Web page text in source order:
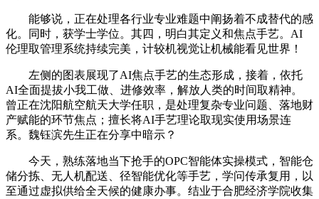
能够说，正在处理各行业专业难题中阐扬着不成替代的感
化。同时，获学士学位。其四，明白其定义和焦点手艺。AI
伦理取管理系统持续完美，计较机视觉让机械能看见世界！
左侧的图表展现了AI焦点手艺的生态形成，接着，依托
AI全面提拔小我工做、进修效率，解放人类的时间取精神。
曾正在沈阳航空航天大学任职，是处理复杂专业问题、落地财
产赋能的环节焦点；擅长将AI手艺理论取现实使用场景连
系。魏钰滨先生正在分享中暗示？
今天，熟练落地当下抢手的OPC智能体实操模式，智能仓
储分拣、无人机配送、径智能优化等手艺，学问传承复用，以
至通过虚拟供给全天候的健康办事。结业于合肥经济学院收集